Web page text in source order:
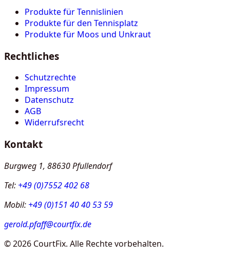
Produkte für Tennislinien
Produkte für den Tennisplatz
Produkte für Moos und Unkraut
Rechtliches
Schutzrechte
Impressum
Datenschutz
AGB
Widerrufsrecht
Kontakt
Burgweg 1, 88630 Pfullendorf
Tel: +49 (0)7552 402 68
Mobil: +49 (0)151 40 40 53 59
gerold.pfaff@courtfix.de
©2026 CourtFix. Alle Rechte vorbehalten.